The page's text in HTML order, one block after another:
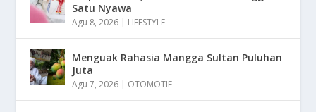
Satu Nyawa
Agu 8, 2026 LIFESTYLE
Menguak Rahasia Mangga Sultan Puluhan
Juta
Agu 7, 2026 OTOMOTIF